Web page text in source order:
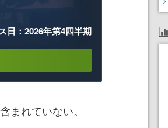
日：2026年第4四半期
まれていない。